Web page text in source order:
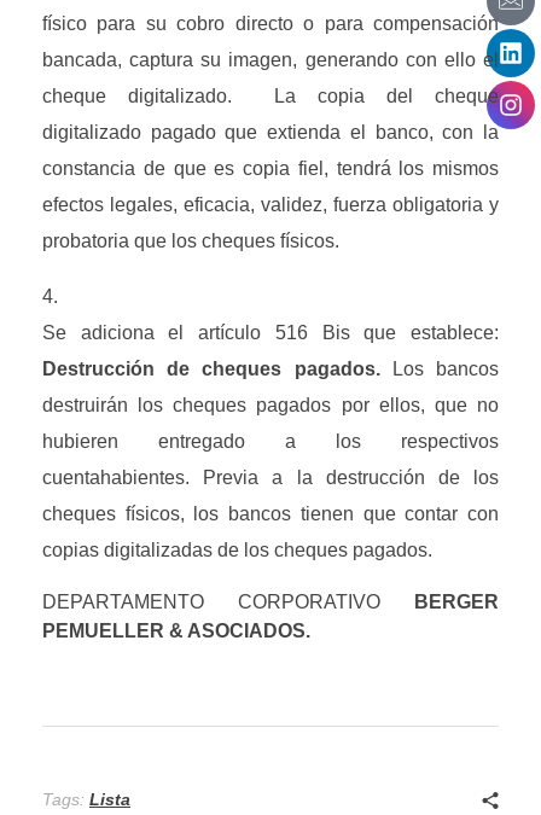
físico para su cobro directo o para compensación
bancada, captura su imagen, generando con ello el
cheque digitalizado.  La copia del cheque
digitalizado pagado que extienda el banco, con la
constancia de que es copia fiel, tendrá los mismos
efectos legales, eficacia, validez, fuerza obligatoria y
probatoria que los cheques físicos.
Destrucción de cheques pagados.
Los bancos
destruirán los cheques pagados por ellos, que no
hubieren entregado a los respectivos
cuentahabientes. Previa a la destrucción de los
cheques físicos, los bancos tienen que contar con
copias digitalizadas de los cheques pagados.
DEPARTAMENTO CORPORATIVO BERGER
PEMUELLER & ASOCIADOS.
Tags: Lista